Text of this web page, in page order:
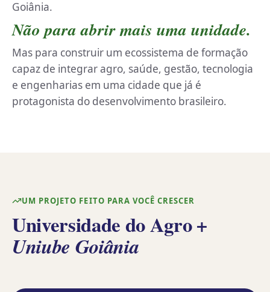
Goiânia.
Não para abrir mais uma unidade.
Mas para construir um ecossistema de formação
capaz de integrar agro, saúde, gestão, tecnologia
e engenharias em uma cidade que já é
protagonista do desenvolvimento brasileiro.
UM PROJETO FEITO PARA VOCÊ CRESCER
Universidade do Agro+
Uniube Goiânia